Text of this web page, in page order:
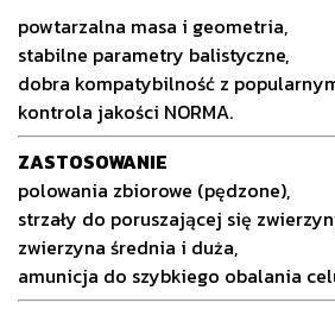
powtarzalna masa i geometria,
stabilne parametry balistyczne,
dobra kompatybilność z
kontrola jakości NORMA.
ZASTOSOWANIE
polowania zbiorowe (pędzone),
strzały do poruszającej się
zwierzyna średnia i duża,
amunicja do szybkiego obalania